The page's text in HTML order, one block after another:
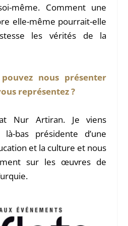
même. Comment une
elle-même pourrait-elle
les vérités de la
nous présenter
représentez ?
Nur Artiran. Je viens
là-bas présidente d’une
et la culture et nous
sur les œuvres de